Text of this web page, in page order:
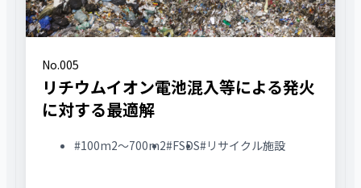
No.005
リチウムイオン電池混入等による発火
に対する最適解
#100m2〜700m2#FSDS#リサイクル施設